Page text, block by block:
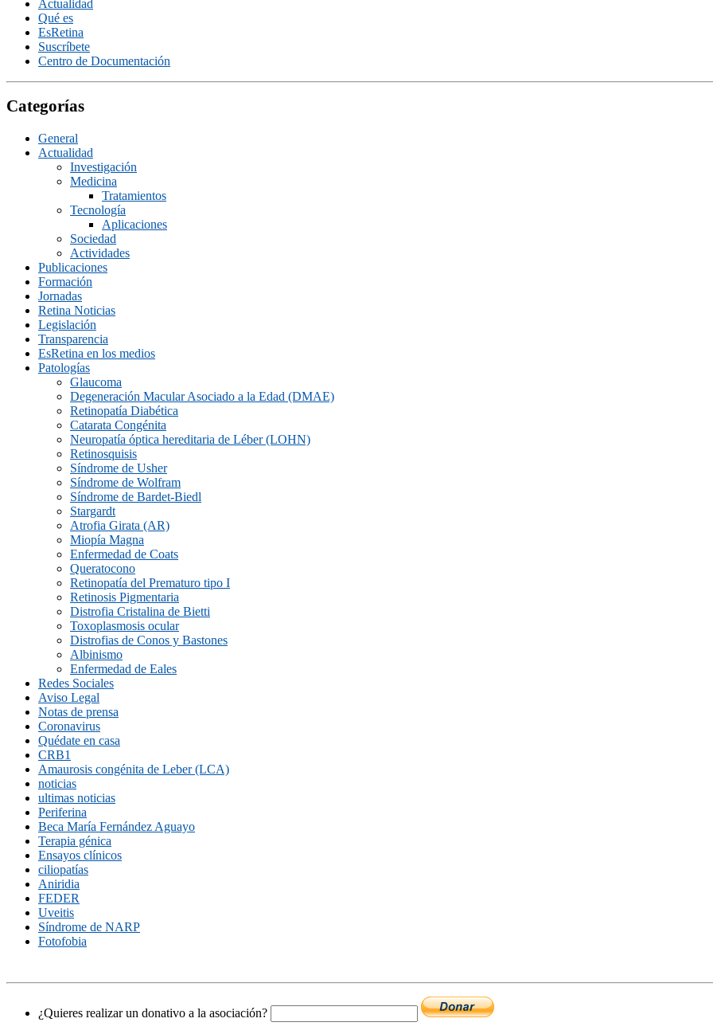
Actualidad
Qué es
EsRetina
Suscrí­bete
Centro de Documentación
Categorías
General
Actualidad
Investigación
Medicina
Tratamientos
Tecnologí­a
Aplicaciones
Sociedad
Actividades
Publicaciones
Formación
Jornadas
Retina Noticias
Legislación
Transparencia
EsRetina en los medios
Patologías
Glaucoma
Degeneración Macular Asociado a la Edad (DMAE)
Retinopatía Diabética
Catarata Congénita
Neuropatí­a óptica hereditaria de Léber (LOHN)
Retinosquisis
Síndrome de Usher
Síndrome de Wolfram
Síndrome de Bardet-Biedl
Stargardt
Atrofia Girata (AR)
Miopía Magna
Enfermedad de Coats
Queratocono
Retinopatí­a del Prematuro tipo I
Retinosis Pigmentaria
Distrofia Cristalina de Bietti
Toxoplasmosis ocular
Distrofias de Conos y Bastones
Albinismo
Enfermedad de Eales
Redes Sociales
Aviso Legal
Notas de prensa
Coronavirus
Quédate en casa
CRB1
Amaurosis congénita de Leber (LCA)
noticias
ultimas noticias
Periferina
Beca María Fernández Aguayo
Terapia génica
Ensayos clínicos
ciliopatías
Aniridia
FEDER
Uveitis
Síndrome de NARP
Fotofobia
¿Quieres realizar un donativo a la asociación?